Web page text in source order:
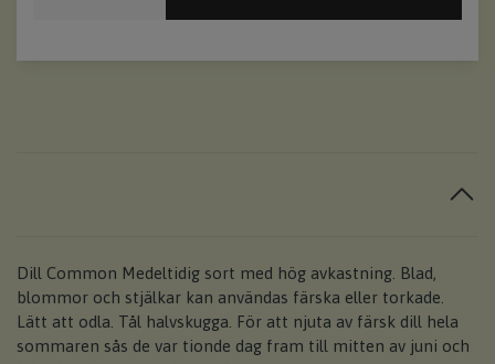
Dill Common Medeltidig sort med hög avkastning. Blad,
blommor och stjälkar kan användas färska eller torkade.
Lätt att odla. Tål halvskugga. För att njuta av färsk dill hela
sommaren sås de var tionde dag fram till mitten av juni och